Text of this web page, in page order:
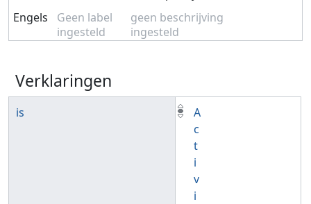
Engels
Geen label
ingesteld
geen beschrijving
ingesteld
Verklaringen
is
A
c
t
i
v
i